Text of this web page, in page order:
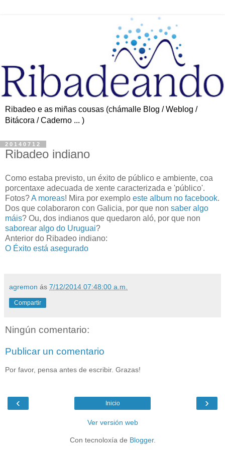
Ribadeo e as miñas cousas (chámalle Blog / Weblog /
Bitácora / Caderno ... )
20140712
Ribadeo indiano
Como estaba previsto, un éxito de público e ambiente, coa
porcentaxe adecuada de xente caracterizada e 'público'.
Fotos?A moreas! Mira por exemplo este album no facebook.
Dos que colaboraron con Galicia, por que non saber algo
máis? Ou, dos indianos que quedaron aló, por que non
saborear algo do Uruguai?
Anterior do Ribadeo indiano:
O Éxito está asegurado
agremon ás 7/12/2014 07:48:00 a.m.
Compartir
Ningún comentario:
Publicar un comentario
Por favor, pensa antes de escribir. Grazas!
‹ ›
Inicio
Ver versión web
Con tecnoloxía de Blogger.